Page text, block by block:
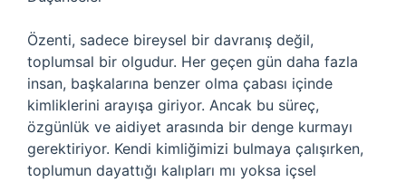
Özenti, sadece bireysel bir davranış değil,
toplumsal bir olgudur. Her geçen gün daha fazla
insan, başkalarına benzer olma çabası içinde
kimliklerini arayışa giriyor. Ancak bu süreç,
özgünlük ve aidiyet arasında bir denge kurmayı
gerektiriyor. Kendi kimliğimizi bulmaya çalışırken,
toplumun dayattığı kalıpları mı yoksa içsel